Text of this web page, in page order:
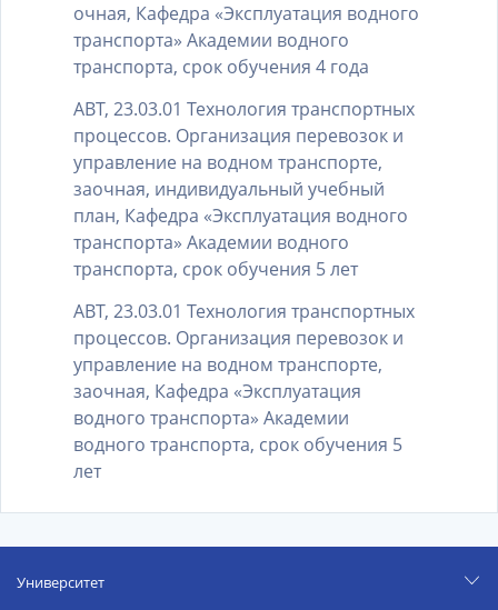
очная, Кафедра «Эксплуатация водного
транспорта» Академии водного
транспорта, срок обучения 4 года
АВТ, 23.03.01 Технология транспортных
процессов. Организация перевозок и
управление на водном транспорте,
заочная, индивидуальный учебный
план, Кафедра «Эксплуатация водного
транспорта» Академии водного
транспорта, срок обучения 5 лет
АВТ, 23.03.01 Технология транспортных
процессов. Организация перевозок и
управление на водном транспорте,
заочная, Кафедра «Эксплуатация
водного транспорта» Академии
водного транспорта, срок обучения 5
лет
Университет